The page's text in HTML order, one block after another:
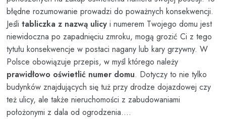
błędne rozumowanie prowadzi do poważnych konsekwencji.
Jeślitabliczka z nazwą ulicy i numerem Twojego domu jest
niewidoczna po zapadnięciu zmroku, mogą grozić Ci z tego
tytułu konsekwencje w postaci nagany lub kary grzywny. W
Polsce obowiązuje przepis, w myśl którego należy
prawidłowo oświetlić numer domu. Dotyczy to nie tylko
budynków znajdujących się tuż przy drodze dojazdowej czy
też ulicy, ale także nieruchomości z zabudowaniami
położonymi z dala od ogrodzenia....